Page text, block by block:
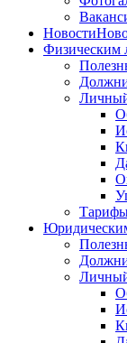
Новости
Физическим
Личный